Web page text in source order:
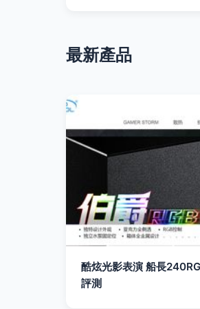
最新產品
酷炫光影表演 船長
評測